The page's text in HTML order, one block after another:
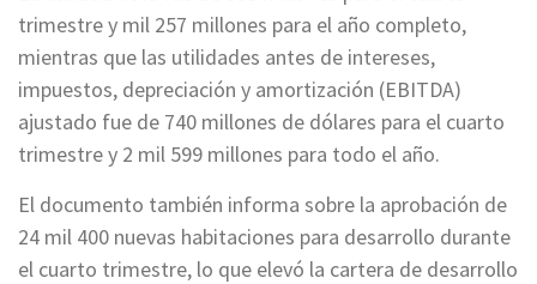
trimestre y mil 257 millones para el año completo,
mientras que las utilidades antes de intereses,
impuestos, depreciación y amortización (EBITDA)
ajustado fue de 740 millones de dólares para el cuarto
trimestre y 2 mil 599 millones para todo el año.
El documento también informa sobre la aprobación de
24 mil 400 nuevas habitaciones para desarrollo durante
el cuarto trimestre, lo que elevó la cartera de desarrollo